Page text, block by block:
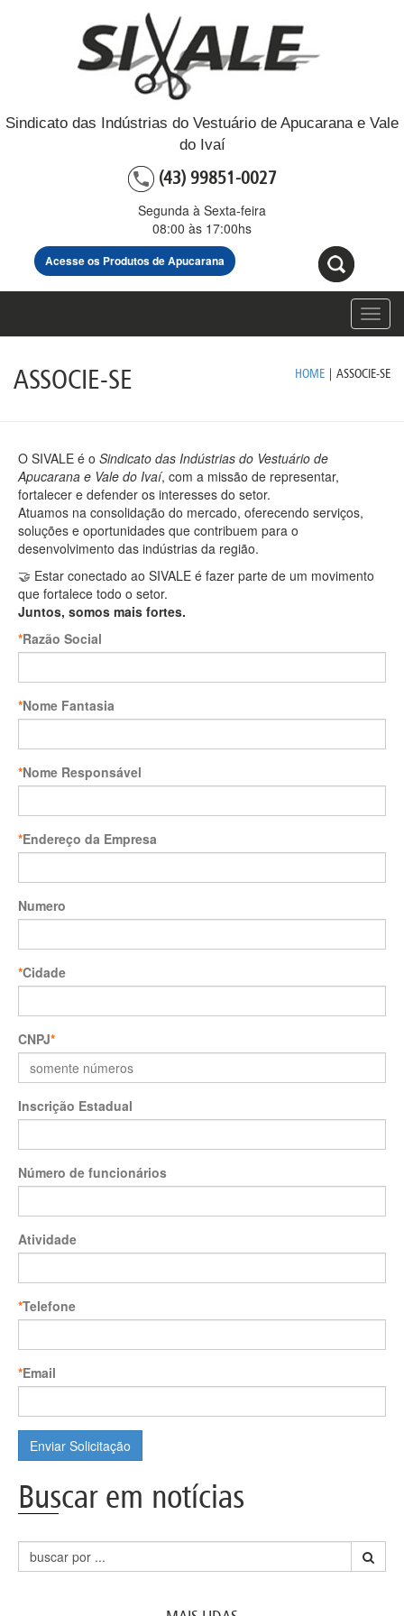
Sindicato das Indústrias do Vestuário de Apucarana e Vale
do Ivaí
(43) 99851-0027
Segunda à Sexta-feira
08:00 às 17:00hs
Acesse os Produtos de Apucarana
ASSOCIE-SE HOME | ASSOCIE-SE
O SIVALE é o Sindicato das Indústrias do Vestuário de
Apucarana e Vale do Ivaí, com a missão de representar,
fortalecer e defender os interesses do setor.
Atuamos na consolidação do mercado, oferecendo serviços,
soluções e oportunidades que contribuem para o
desenvolvimento das indústrias da região.
🤝 Estar conectado ao SIVALE é fazer parte de um movimento
que fortalece todo o setor.
Juntos, somos mais fortes.
*Razão Social
*Nome Fantasia
*Nome Responsável
*Endereço da Empresa
Numero
*Cidade
CNPJ*
Inscrição Estadual
Número de funcionários
Atividade
*Telefone
*Email
Enviar Solicitação
Buscar em notícias